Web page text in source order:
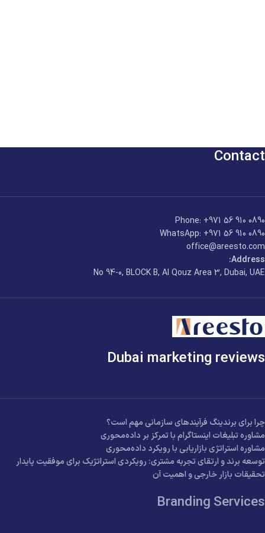
Contact
Phone: +971 56 910 0890
WhatsApp: +971 56 910 0890
office@areesto.com
Address:
No 94-0, BLOCK B, Al Qouz Area 3, Dubai, UAE
Dubai marketing reviews
چرا برای برندینگ فرآیندهای سازمانی مهم است؟
مشاوره تبلیغات اینستاگرام با تمرکز بر داده‌محوری
مشاوره استراتژی بازاریابی با رویکرد داده‌محوری
توسعه برند و ارتقای تجربه مشتری: رویکردی استراتژیک برای موفقیت پایدار
تحقیقات بازار خارجی و اهمیت آن
Branding Services